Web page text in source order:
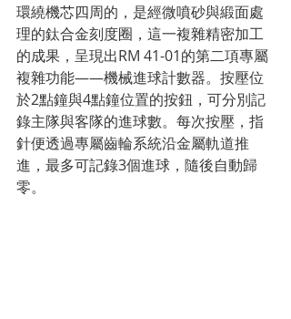
環繞機芯四周的，是經微噴砂與緞面處
理的鈦合金刻度圈，這一複雜精密加工
的成果，呈現出RM 41-01的第二項專屬
複雜功能——機械進球計數器。按壓位
於2點鐘與4點鐘位置的按鈕，可分別記
錄主隊與客隊的進球數。每次按壓，指
針便透過專屬齒輪系統沿金屬軌道推
進，最多可記錄3個進球，隨後自動歸
零。